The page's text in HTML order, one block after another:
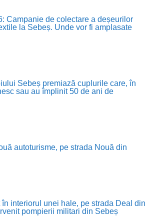
Campanie de colectare a deșeurilor
la Sebeș. Unde vor fi amplasate
Sebeș premiază cuplurile care, în
sau au împlinit 50 de ani de
autoturisme, pe strada Nouă din
în interiorul unei hale, pe strada Deal din
pompierii militari din Sebeș